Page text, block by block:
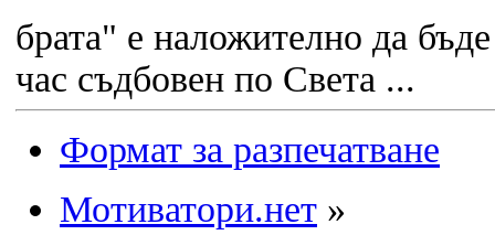
брата" е наложително да
час съдбовен по Света ...
Формат за разпечатване
Мотиватори.нет »